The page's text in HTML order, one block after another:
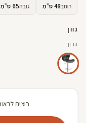
רוחב48 ס"מ גובה65 ס"מ
גוון
גוון
רוצים